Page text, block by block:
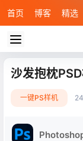
首页 博客 精选
沙发抱枕
一键PS样机